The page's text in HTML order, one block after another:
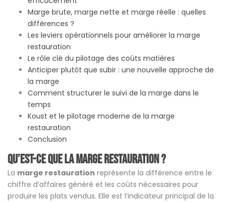
Marge brute, marge nette et marge réelle : quelles
différences ?
Les leviers opérationnels pour améliorer la marge
restauration
Le rôle clé du pilotage des coûts matières
Anticiper plutôt que subir : une nouvelle approche de
la marge
Comment structurer le suivi de la marge dans le
temps
Koust et le pilotage moderne de la marge
restauration
Conclusion
Qu’est-ce que la marge restauration ?
La marge restauration représente la différence entre le
chiffre d’affaires généré et les coûts nécessaires pour
produire les plats vendus. Elle est l’indicateur principal de la